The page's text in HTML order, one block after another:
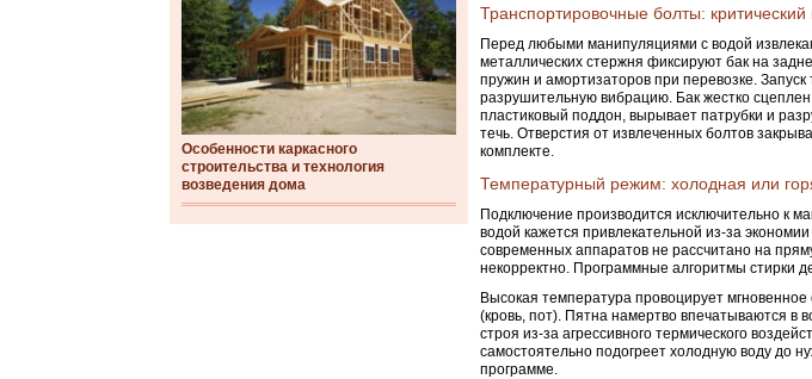
Особенности каркасного
строительства и технология
возведения дома
Транспортировочные болты: критический
Перед любыми манипуляциями с водой
металлических стержня фиксируют бак на
пружин и амортизаторов при перевозке.
разрушительную вибрацию. Бак жестко
пластиковый поддон, вырывает патрубки и
течь. Отверстия от извлеченных болтов
комплекте.
Температурный режим: холодная или
Подключение производится исключительно к
водой кажется привлекательной из-за
современных аппаратов не рассчитано на
некорректно. Программные алгоритмы стирки
Высокая температура провоцирует
(кровь, пот). Пятна намертво впечатываются в
строя из-за агрессивного термического
самостоятельно подогреет холодную воду до
программе.